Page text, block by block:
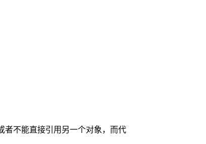
者不能直接引用另一个对象，而代